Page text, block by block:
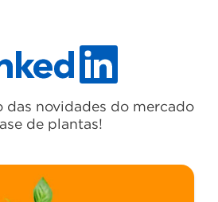
das novidades do mercado
de plantas!